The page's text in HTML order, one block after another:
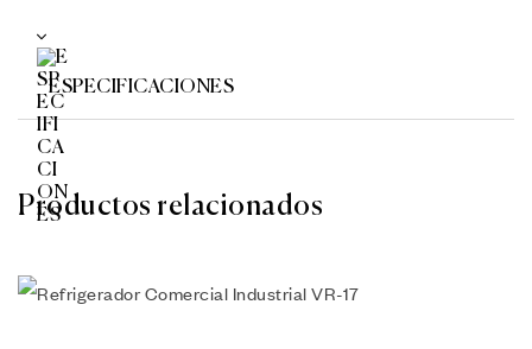
ESPECIFICACIONES
Productos relacionados